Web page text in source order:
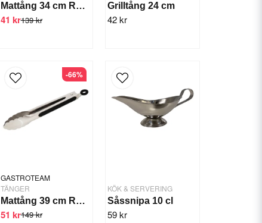
Mattång 34 cm Rostfri Inkl Hängögla
139 kr
41 kr
Grilltång 24 cm
42 kr
GASTROTEAM
TÄNGER
Mattång 39 cm Rostfri Inkl. Hängögla
149 kr
51 kr
-66%
KÖK & SERVERING
Såssnipa 10 cl
59 kr